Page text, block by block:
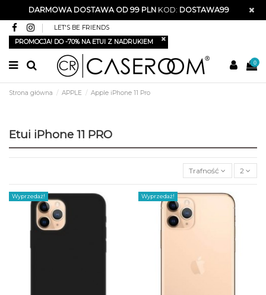
DARMOWA DOSTAWA OD 99 PLNKOD: DOSTAWA99
LET'S BE FRIENDS
PROMOCJA! DO -70% NA ETUI Z NADRUKIEM
0
Strona główna APPLE Apple iPhone 11 Pro
Etui iPhone 11 PRO
Trafność 2
Wyprzedaż! Wyprzedaż!